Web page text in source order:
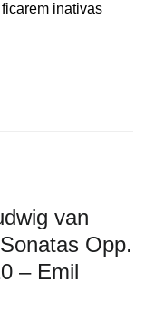
inativas
van
Opp.
– Emil